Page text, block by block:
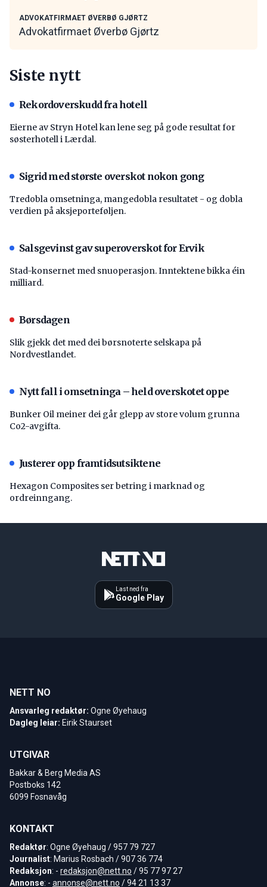
ADVOKATFIRMAET ØVERBØ GJØRTZ
Advokatfirmaet Øverbø Gjørtz
Siste nytt
Rekordoverskudd fra hotell
Eierne av Stryn Hotel kan lene seg på gode resultat for
søsterhotell i Lærdal.
Sigrid med største overskot nokon gong
Tredobla omsetninga, mangedobla resultatet - og dobla
verdien på aksjeporteføljen.
Salsgevinst gav superoverskot for Ervik
Stad-konsernet med snuoperasjon. Inntektene bikka éin
milliard.
Børsdagen
Slik gjekk det med dei børsnoterte selskapa på
Nordvestlandet.
Nytt fall i omsetninga – held overskotet oppe
Bunker Oil meiner dei går glepp av store volum grunna
Co2-avgifta.
Justerer opp framtidsutsiktene
Hexagon Composites ser betring i marknad og
ordreinngang.
Last ned fra
Google Play
NETT NO
Ansvarleg redaktør: Ogne Øyehaug
Dagleg leiar: Eirik Staurset
UTGIVAR
Bakkar & Berg Media AS
Postboks 142
6099 Fosnavåg
KONTAKT
Redaktør: Ogne Øyehaug / 957 79 727
Journalist: Marius Rosbach / 907 36 774
Redaksjon: - redaksjon@nett.no / 95 77 97 27
Annonse: - annonse@nett.no / 94 21 13 37